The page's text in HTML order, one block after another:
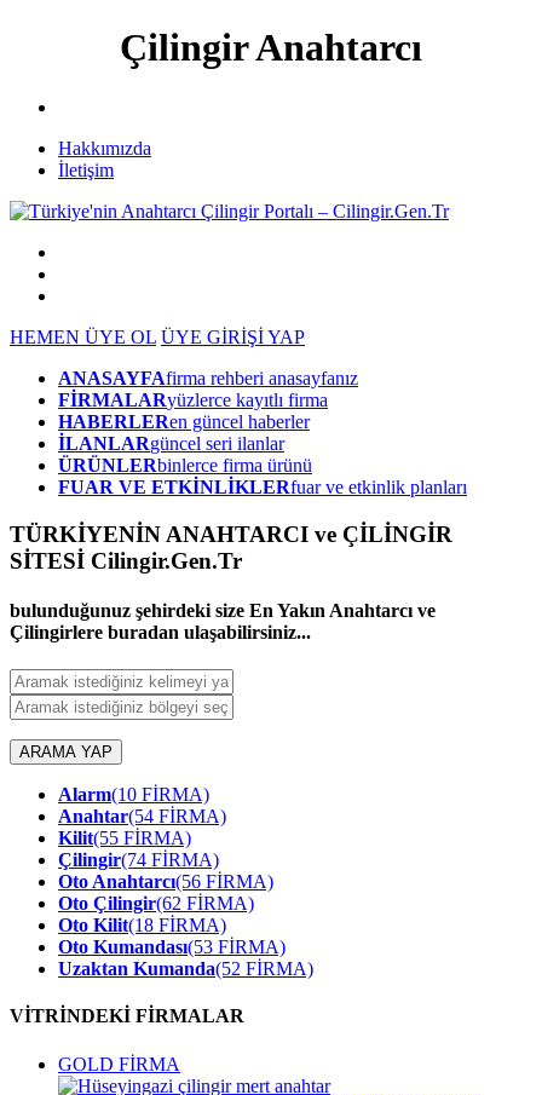
Çilingir Anahtarcı
Hakkımızda
İletişim
HEMEN ÜYE OL ÜYE GİRİŞİ YAP
ANASAYFAfirma rehberi anasayfanız
FİRMALARyüzlerce kayıtlı firma
HABERLERen güncel haberler
İLANLARgüncel seri ilanlar
ÜRÜNLERbinlerce firma ürünü
FUAR VE ETKİNLİKLERfuar ve etkinlik planları
TÜRKİYENİN ANAHTARCI ve ÇİLİNGİR
SİTESİ Cilingir.Gen.Tr
bulunduğunuz şehirdeki size En Yakın Anahtarcı ve
Çilingirlere buradan ulaşabilirsiniz...
ARAMA YAP
Alarm(10 FİRMA)
Anahtar(54 FİRMA)
Kilit(55 FİRMA)
Çilingir(74 FİRMA)
Oto Anahtarcı(56 FİRMA)
Oto Çilingir(62 FİRMA)
Oto Kilit(18 FİRMA)
Oto Kumandası(53 FİRMA)
Uzaktan Kumanda(52 FİRMA)
VİTRİNDEKİ FİRMALAR
GOLD FİRMA